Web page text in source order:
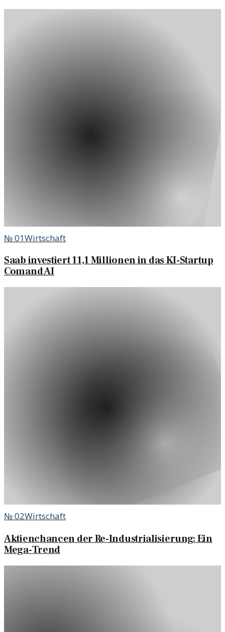
№01Wirtschaft
Saab investiert 11,1 Millionen in das KI-Startup
Comand AI
№02Wirtschaft
Aktienchancen der Re-Industrialisierung: Ein
Mega-Trend